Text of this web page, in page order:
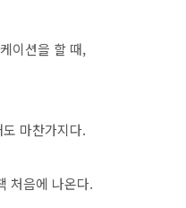
이션을 할 때,
마찬가지다.
처음에 나온다.